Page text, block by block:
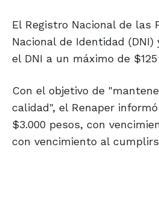
El Registro Nacional de las
Nacional de Identidad
el DNI a un máximo de
Con el objetivo de
calidad", el Renaper
$3.000 pesos, con
con vencimiento al